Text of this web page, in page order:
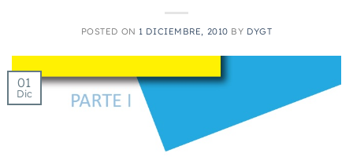
POSTED ON 1 DICIEMBRE, 2010 BY DYGT
01
Dic